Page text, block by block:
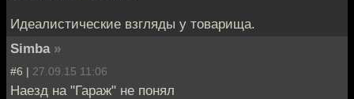
Идеалистические взгляды у товарища.
Simba »
#6 | 27.09.15 11:06
Наезд на "Гараж" не понял